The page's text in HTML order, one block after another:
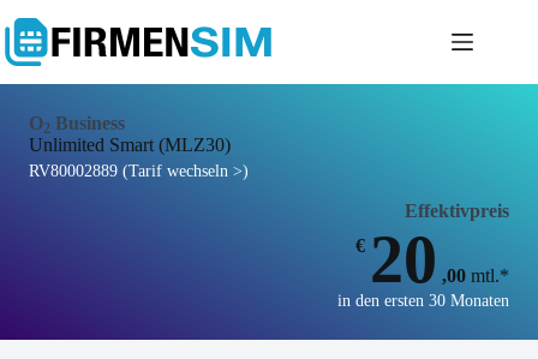
Inhalt
springen
O2 Business
Unlimited Smart (MLZ30)
RV80002889 (Tarif wechseln >)
Effektivpreis
€ 20 ,00 mtl.*
in den ersten 30 Monaten